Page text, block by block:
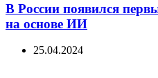
В России появился
на основе ИИ
25.04.2024